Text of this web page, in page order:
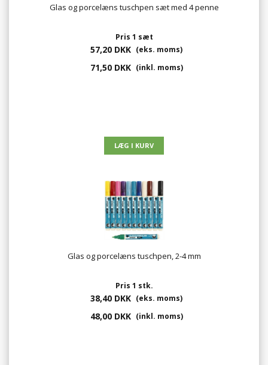
Glas og porcelæns tuschpen sæt med 4 penne
Pris 1 sæt
57,20 DKK (eks. moms)
71,50 DKK (inkl. moms)
Glas og porcelæns tuschpen, 2-4 mm
Pris 1 stk.
38,40 DKK (eks. moms)
48,00 DKK (inkl. moms)